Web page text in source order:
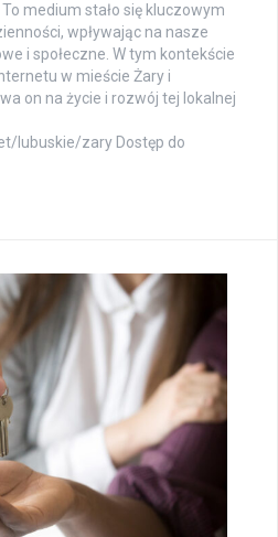
medium stało się kluczowym
wpływając na nasze
i społeczne. W tym kontekście
w mieście Żary i
on na życie i rozwój tej lokalnej
lubuskie/zary Dostęp do